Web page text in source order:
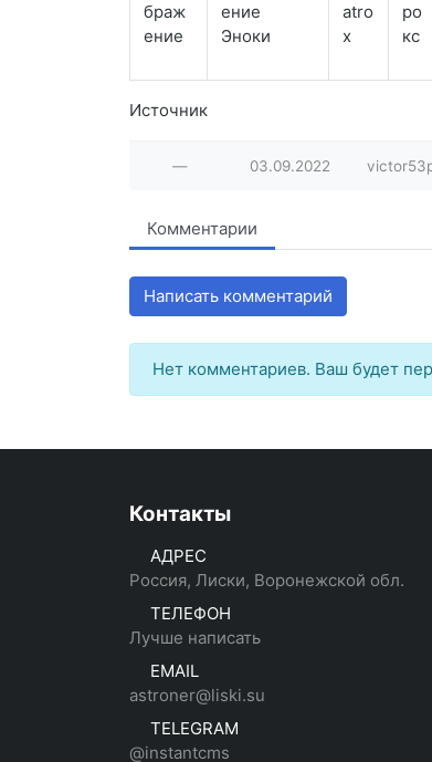
Эноки
atro
x
ро
кс
Источник
— 03.09.2022
Комментарии
Написать комментарий
Нет комментариев. Ваш будет
Контакты
АДРЕС
Россия, Лиски, Воронежской обл.
ТЕЛЕФОН
Лучше написать
EMAIL
astroner@liski.su
TELEGRAM
@instantcms